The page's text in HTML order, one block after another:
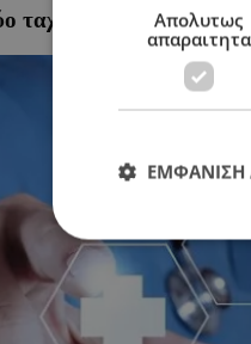
ταχυτήτων στο ΓεΣΥ
Απολυτως
απαραιτητα
ΕΜΦΑΝΙΣΗ